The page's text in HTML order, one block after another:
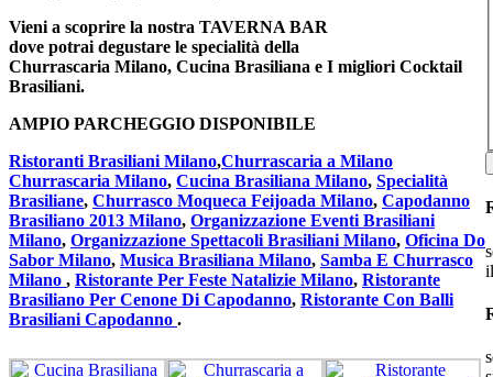
Vieni a scoprire la nostra TAVERNA BAR
dove potrai degustare le specialità della
Churrascaria Milano, Cucina Brasiliana e I migliori Cocktail
Brasiliani.
AMPIO PARCHEGGIO DISPONIBILE
Ristoranti Brasiliani Milano,Churrascaria a Milano
Churrascaria Milano, Cucina Brasiliana Milano, Specialità
Brasiliane, Churrasco Moqueca Feijoada Milano, Capodanno
Brasiliano 2013 Milano, Organizzazione Eventi Brasiliani
Milano, Organizzazione Spettacoli Brasiliani Milano, Oficina Do
Sabor Milano, Musica Brasiliana Milano, Samba E Churrasco
Milano , Ristorante Per Feste Natalizie Milano, Ristorante
Brasiliano Per Cenone Di Capodanno, Ristorante Con Balli
Brasiliani Capodanno .